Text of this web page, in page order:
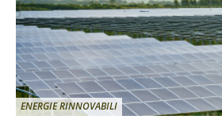
ENERGIE RINNOVABILI